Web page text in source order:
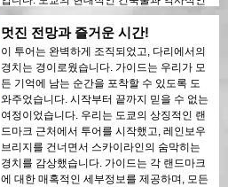
지역 간의 대조는 밤의 불빛 속에서 아름답게
드러났습니다. 이 투어를 누구에게나 강력히
추천합니다!
멋진 전망과 즐거운 시간!
이 투어는 완벽하게 조직되었고, 다리에서의
경치는 경이로웠습니다. 가이드는 우리가 모
든 기억에 남는 순간을 포착할 수 있도록 도
와주었습니다. 시작부터 끝까지 믿을 수 없는
여정이었습니다. 우리는 도쿄의 상징적인 랜
드마크 근처에서 투어를 시작했고, 레인보우
브리지를 건너면서 스카이라인의 숨막히는
경치를 감상했습니다. 가이드는 각 랜드마크
에 대한 매혹적인 세부정보를 제공하며, 모든